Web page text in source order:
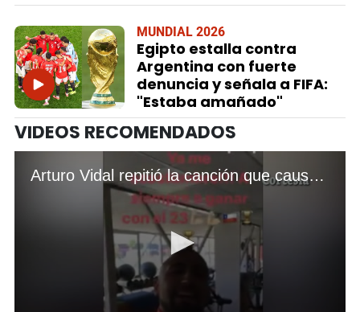
MUNDIAL 2026
Egipto estalla contra
Argentina con fuerte
denuncia y señala a FIFA:
"Estaba amañado"
VIDEOS RECOMENDADOS
Arturo Vidal repitió la canción que causó polémica en Argentina